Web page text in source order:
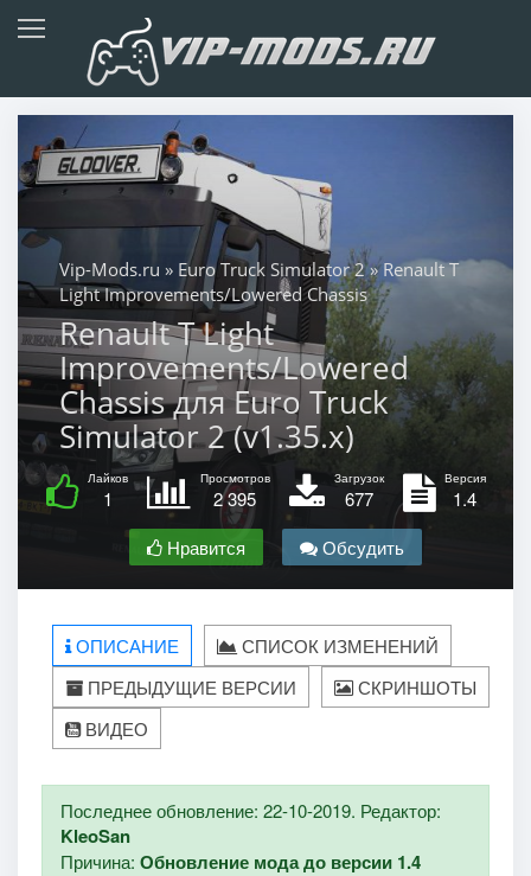
Vip-Mods.ru » Euro Truck Simulator 2» Renault T
Light Improvements/Lowered Chassis
Renault T Light
Improvements/Lowered
Chassis для Euro Truck
Simulator 2 (v1.35.x)
Лайков
1
Просмотров
2 395
Загрузок
677
Версия
1.4
Нравится
Обсудить
ОПИСАНИЕ
СПИСОК ИЗМЕНЕНИЙ
ПРЕДЫДУЩИЕ ВЕРСИИ
СКРИНШОТЫ
ВИДЕО
Последнее обновление: 22-10-2019. Редактор:
KleoSan
Причина: Обновление мода до версии 1.4